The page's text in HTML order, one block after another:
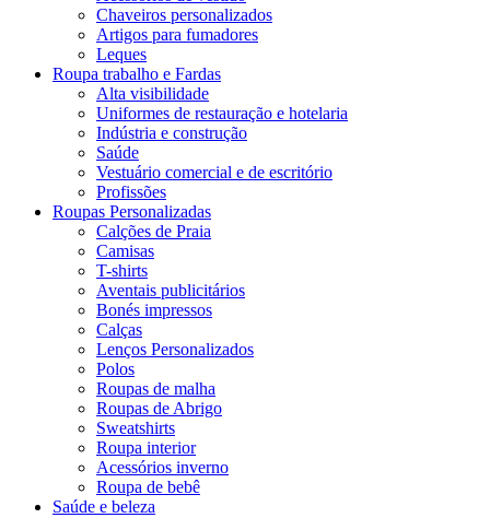
Chaveiros personalizados
Artigos para fumadores
Leques
Roupa trabalho e Fardas
Alta visibilidade
Uniformes de restauração e hotelaria
Indústria e construção
Saúde
Vestuário comercial e de escritório
Profissões
Roupas Personalizadas
Calções de Praia
Camisas
T-shirts
Aventais publicitários
Bonés impressos
Calças
Lenços Personalizados
Polos
Roupas de malha
Roupas de Abrigo
Sweatshirts
Roupa interior
Acessórios inverno
Roupa de bebê
Saúde e beleza